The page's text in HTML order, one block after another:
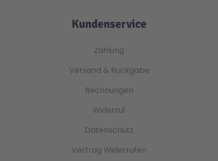
Kundenservice
Zahlung
Versand & Rückgabe
Rechnungen
Widerruf
Datenschutz
Vertrag Widerrufen